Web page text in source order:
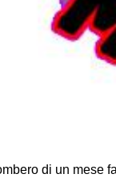
di un mese